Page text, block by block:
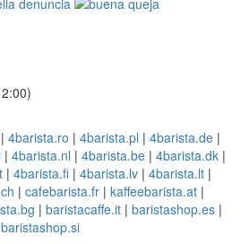
| 4barista.ro | 4barista.pl | 4barista.de|
| 4barista.nl | 4barista.be| 4barista.dk|
| 4barista.fi | 4barista.lv | 4barista.lt |
| cafebarista.fr| kaffeebarista.at|
| baristacaffe.it| baristashop.es|
baristashop.si